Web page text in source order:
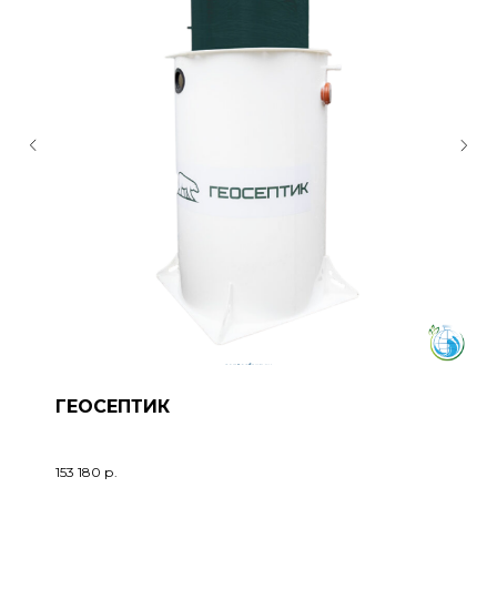
ГЕОСЕПТИК
153 180 р.